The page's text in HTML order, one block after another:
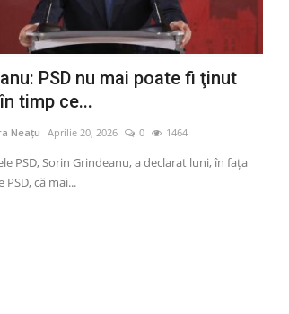
PSD nu mai poate fi ţinut
timp ce...
Neațu Aprilie 20, 2026 0 1464
PSD, Sorin Grindeanu, a declarat luni, în faţa
că mai...